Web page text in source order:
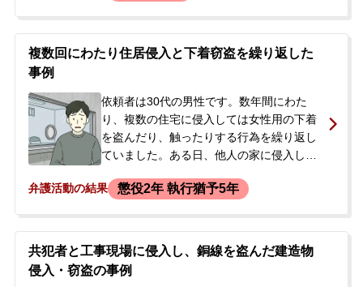
たいと当事務所に来所されました。
複数回にわたり住居侵入と下着窃盗を繰り返した
事例
依頼者は30代の男性です。数年間にわた
り、複数の住宅に侵入しては女性用の下着
を盗んだり、触ったりする行為を繰り返し
ていました。ある日、他人の家に侵入した
留されずに釈放されたものの、その日の夜
刑事手続きの流れを不安に思ったご家族
が、当事務所に来所相談され、弁護を依頼
されました。
弁護活動の結果 懲役2年 執行猶予5年
共犯者と工事現場に侵入し、銅線を盗んだ建造物
侵入・窃盗の事例